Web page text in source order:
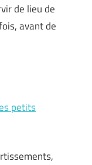
de lieu de
avant de
petits